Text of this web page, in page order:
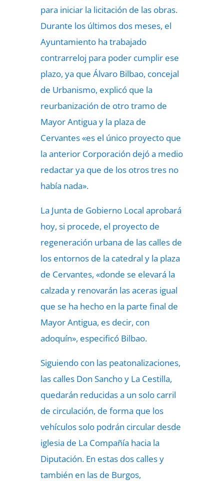
para iniciar la licitación de las obras.
Durante los últimos dos meses, el
Ayuntamiento ha trabajado
contrarreloj para poder cumplir ese
plazo, ya que Álvaro Bilbao, concejal
de Urbanismo, explicó que la
reurbanización de otro tramo de
Mayor Antigua y la plaza de
Cervantes «es el único proyecto que
la anterior Corporación dejó a medio
redactar ya que de los otros tres no
había nada».
La Junta de Gobierno Local aprobará
hoy, si procede, el proyecto de
regeneración urbana de las calles de
los entornos de la catedral y la plaza
de Cervantes, «donde se elevará la
calzada y renovarán las aceras igual
que se ha hecho en la parte final de
Mayor Antigua, es decir, con
adoquín», especificó Bilbao.
Siguiendo con las peatonalizaciones,
las calles Don Sancho y La Cestilla,
quedarán reducidas a un solo carril
de circulación, de forma que los
vehículos solo podrán circular desde
iglesia de La Compañía hacia la
Diputación. En estas dos calles y
también en las de Burgos,